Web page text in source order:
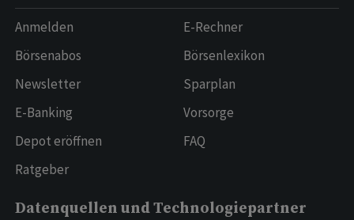
Anmelden
Börsenabos
Newsletter
E-Banking
Depot eröffnen
Ratgeber
E-Rechner
Börsenlexikon
Sparplan
Vorsorge
FAQ
Datenquellen und Technologiepartner